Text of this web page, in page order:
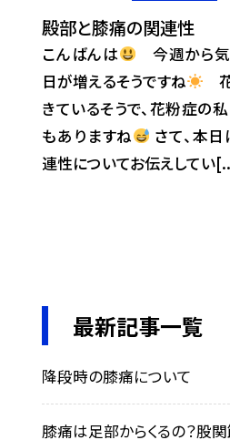
殿部と膝痛の関連性
こんばんは
今週から
日が増えるそうですね
きているそうで、花粉症の
もありますね
さて、本
連性についてお伝えしてい
最新記事一覧
降段時の膝痛について
膝痛は足部からくるの？股関